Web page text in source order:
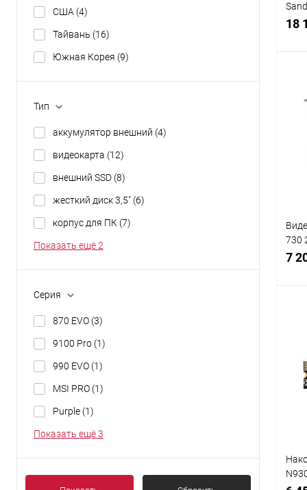
США (4)
Тайвань (16)
Южная Корея (9)
Тип
аккумулятор внешний (4)
видеокарта (12)
внешний SSD (8)
жесткий диск 3,5" (6)
корпус для ПК (7)
Показать ещё 2
Серия
870 EVO (3)
9100 Pro (1)
990 EVO (1)
MSI PRO (1)
Purple (1)
Показать ещё 3
USB
G26)
18
730
7
клик